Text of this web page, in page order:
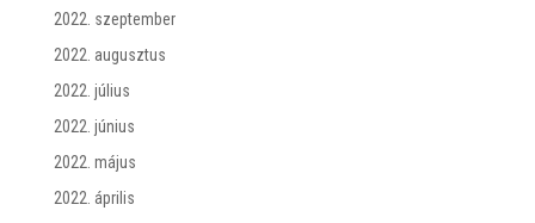
2022. szeptember
2022. augusztus
2022. július
2022. június
2022. május
2022. április